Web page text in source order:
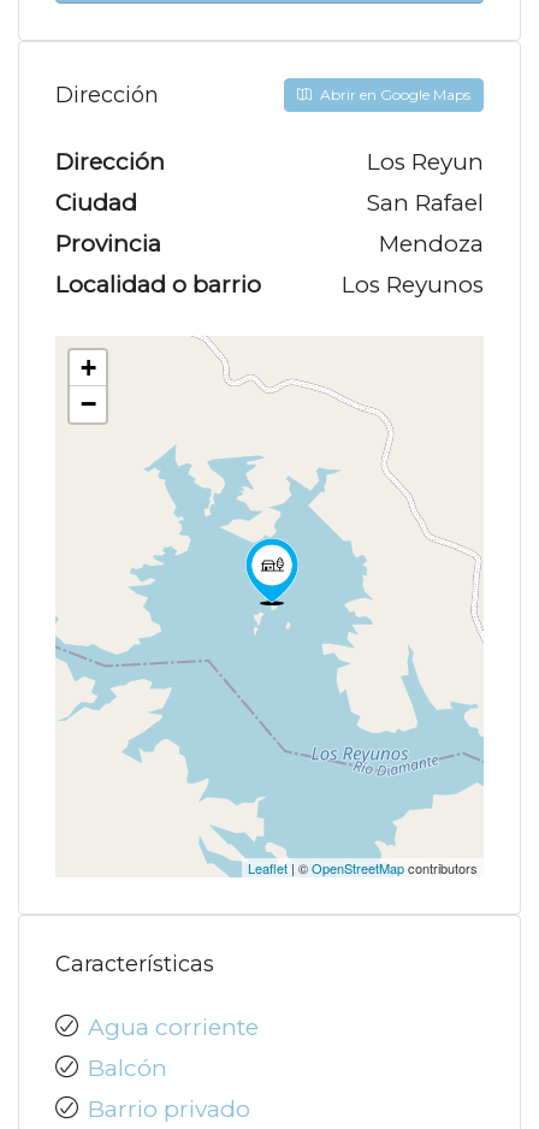
Dirección Abrir en Google Maps
Dirección
Los Reyun
Ciudad
San Rafael
Provincia
Mendoza
Localidad o barrio
Los Reyunos
+
−
Leaflet | ©OpenStreetMapcontributors
Características
Agua corriente
Balcón
Barrio privado